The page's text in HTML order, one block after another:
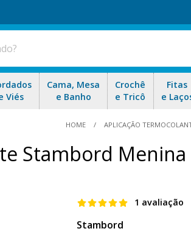
Viés
Cama, Mesa
e Banho
Crochê
e Tricô
Fitas
e
HOME APLICAÇÃO
Stambord Menina
1 avaliação
Stambord